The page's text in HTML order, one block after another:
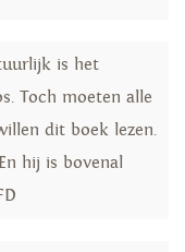
is het
Toch moeten alle
dit boek lezen.
hij is bovenal